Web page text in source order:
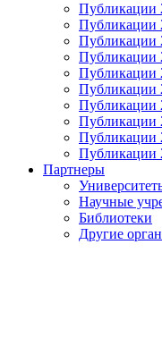
Публикации
Публикации
Публикации
Публикации
Публикации
Публикации
Публикации
Публикации
Публикации
Публикации
Партнеры
Научные
Библиотеки
Другие